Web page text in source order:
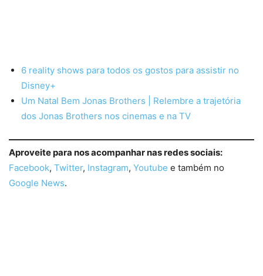
6 reality shows para todos os gostos para assistir no
Disney+
Um Natal Bem Jonas Brothers | Relembre a trajetória
dos Jonas Brothers nos cinemas e na TV
Aproveite para nos acompanhar nas redes sociais:
Facebook, Twitter, Instagram, Youtube e também no
Google News.